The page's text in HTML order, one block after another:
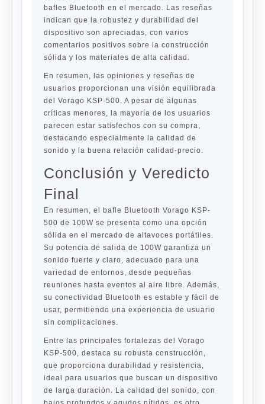
bafles Bluetooth en el mercado. Las reseñas
indican que la robustez y durabilidad del
dispositivo son apreciadas, con varios
comentarios positivos sobre la construcción
sólida y los materiales de alta calidad.
En resumen, las opiniones y reseñas de
usuarios proporcionan una visión equilibrada
del Vorago KSP-500. A pesar de algunas
críticas menores, la mayoría de los usuarios
parecen estar satisfechos con su compra,
destacando especialmente la calidad de
sonido y la buena relación calidad-precio.
Conclusión y Veredicto
Final
En resumen, el bafle Bluetooth Vorago KSP-
500 de 100W se presenta como una opción
sólida en el mercado de altavoces portátiles.
Su potencia de salida de 100W garantiza un
sonido fuerte y claro, adecuado para una
variedad de entornos, desde pequeñas
reuniones hasta eventos al aire libre. Además,
su conectividad Bluetooth es estable y fácil de
usar, permitiendo una experiencia de usuario
sin complicaciones.
Entre las principales fortalezas del Vorago
KSP-500, destaca su robusta construcción,
que proporciona durabilidad y resistencia,
ideal para usuarios que buscan un dispositivo
de larga duración. La calidad del sonido, con